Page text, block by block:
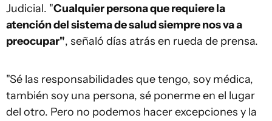
Judicial. "Cualquier persona que requiere la
atención del sistema de salud siempre nos va a
preocupar", señaló días atrás en rueda de prensa.
"Sé las responsabilidades que tengo, soy médica,
también soy una persona, sé ponerme en el lugar
del otro. Pero no podemos hacer excepciones y la